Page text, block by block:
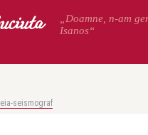
„Doamne, n-am
Isanos“
seismograf